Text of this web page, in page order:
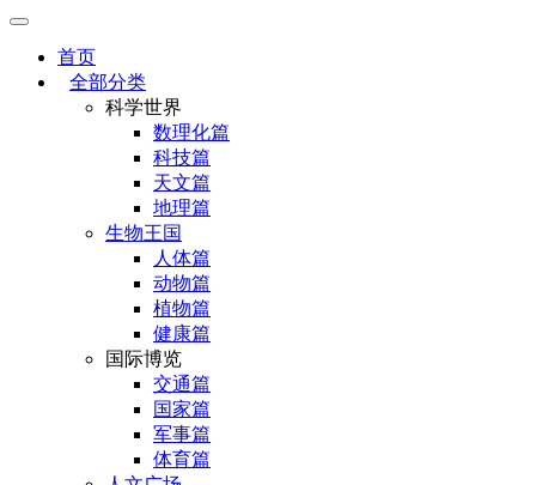
首页
全部分类
科学世界
数理化篇
科技篇
天文篇
地理篇
生物王国
人体篇
动物篇
植物篇
健康篇
国际博览
交通篇
国家篇
军事篇
体育篇